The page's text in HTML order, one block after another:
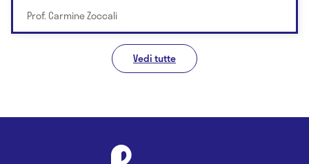
Prof. Carmine Zoccali
Vedi tutte